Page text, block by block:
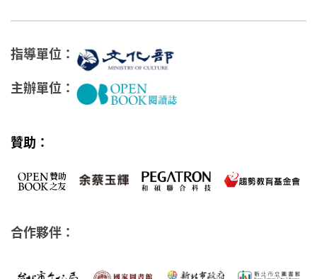
指導單位：
主辦單位：
贊助：
合作夥伴：